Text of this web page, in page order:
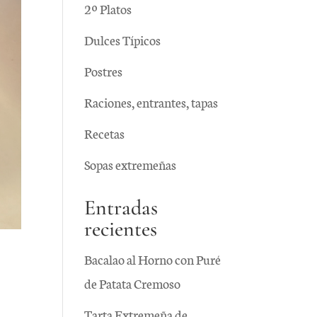
2º Platos
Dulces Típicos
Postres
Raciones, entrantes, tapas
Recetas
Sopas extremeñas
Entradas
recientes
Bacalao al Horno con Puré
de Patata Cremoso